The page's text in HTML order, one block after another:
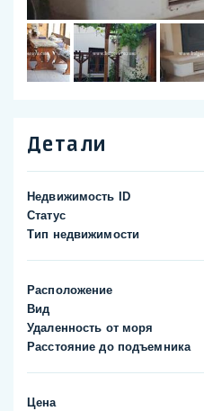
Детали
Недвижимость ID
Статус
Тип недвижимости
Расположение
Вид
Удаленность от моря
Расстояние до подъемника
Цена